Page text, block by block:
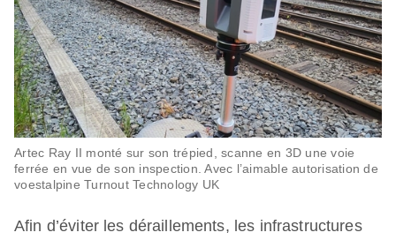
Artec Ray II monté sur son trépied, scanne en 3D une voie
ferrée en vue de son inspection. Avec l’aimable autorisation de
voestalpine Turnout Technology UK
Afin d’éviter les déraillements, les infrastructures